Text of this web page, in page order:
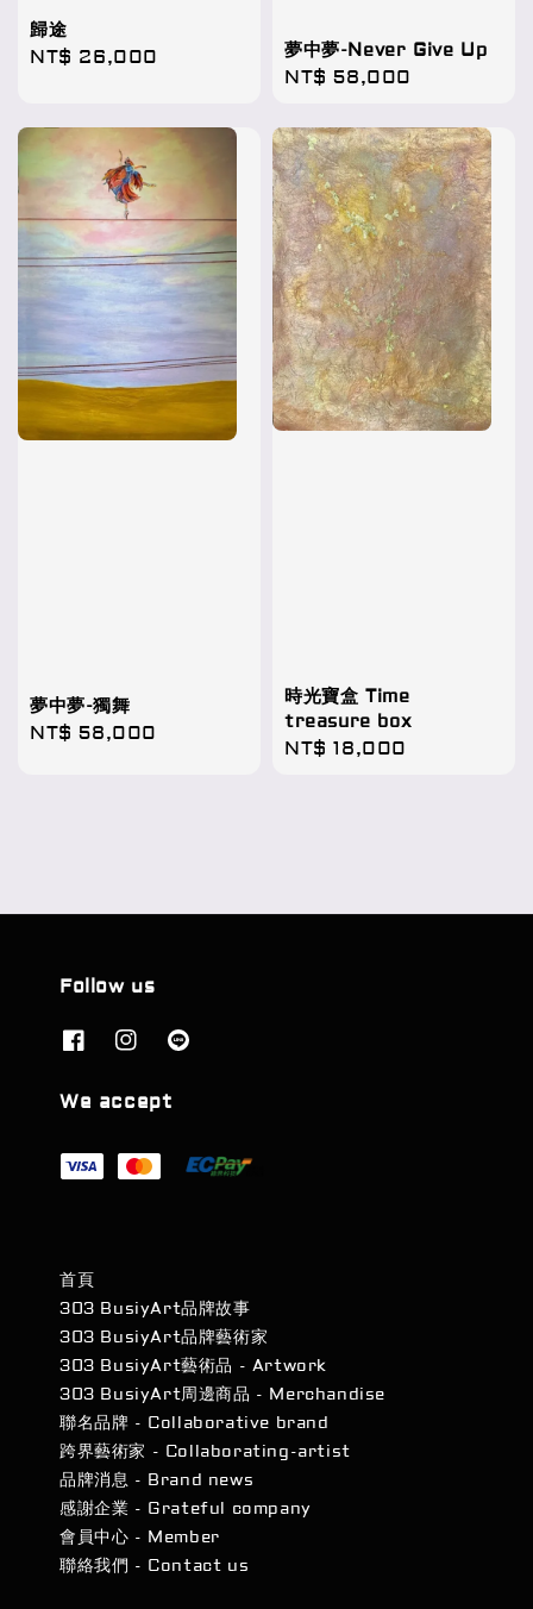
歸途
Regular
NT$ 26,000 夢中夢-Never Give Up
Regular
NT$ 58,000
夢中夢-獨舞
Regular
NT$ 58,000
時光寶盒 Time
treasure box
Regular
NT$ 18,000
Follow us
We accept
首頁
303 BusiyArt品牌故事
303 BusiyArt品牌藝術家
303 BusiyArt藝術品 - Artwork
303 BusiyArt周邊商品 - Merchandise
聯名品牌 - Collaborative brand
跨界藝術家 - Collaborating-artist
品牌消息 - Brand news
感謝企業 - Grateful company
會員中心 - Member
聯絡我們 - Contact us